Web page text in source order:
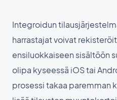
Integroidun
harrastajat voivat
ensiluokkaiseen sisältöön
olipa kyseessä iOS tai
prosessi takaa paremman